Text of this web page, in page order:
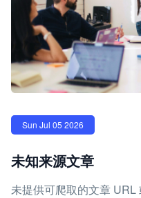
Sun Jul 05 2026
未知来源文章
未提供可爬取的文章